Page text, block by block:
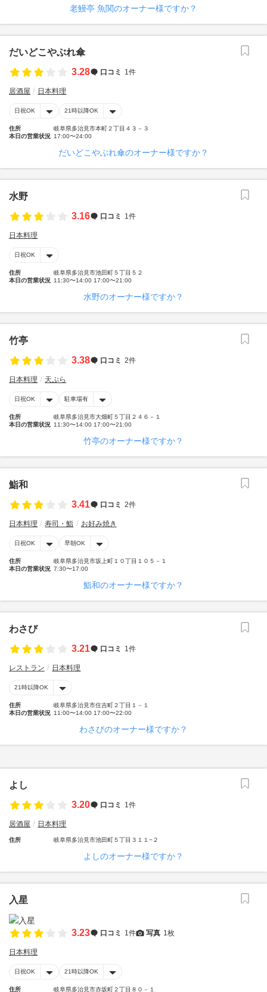
老鰻亭 魚関のオーナー様ですか？
だいどこやぶれ傘
3.28
口コミ 1件
居酒屋 日本料理
日祝OK 21時以降OK
住所
岐阜県多治見市本町２丁目４３－３
本日の営業状況 17:00〜24:00
だいどこやぶれ傘のオーナー様ですか？
水野
3.16
口コミ 1件
日本料理
日祝OK
住所
岐阜県多治見市池田町５丁目５２
本日の営業状況 11:30〜14:00 17:00〜21:00
水野のオーナー様ですか？
竹亭
3.38
口コミ 2件
日本料理 天ぷら
日祝OK 駐車場有
住所
岐阜県多治見市大畑町５丁目２４６－１
本日の営業状況 11:30〜14:00 17:00〜21:00
竹亭のオーナー様ですか？
鮨和
3.41
口コミ 2件
日本料理 寿司・鮨 お好み焼き
日祝OK 早朝OK
住所
岐阜県多治見市坂上町１０丁目１０５－１
本日の営業状況 7:30〜17:00
鮨和のオーナー様ですか？
わさび
3.21
口コミ 1件
レストラン 日本料理
21時以降OK
住所
岐阜県多治見市住吉町２丁目１－１
本日の営業状況 11:00〜14:00 17:00〜22:00
わさびのオーナー様ですか？
よし
3.20
口コミ 1件
居酒屋 日本料理
住所 岐阜県多治見市池田町５丁目３１１−２
よしのオーナー様ですか？
入星
3.23 口コミ 1件 写真 1枚
日本料理
日祝OK 21時以降OK
住所 岐阜県多治見市赤坂町２丁目８０－１